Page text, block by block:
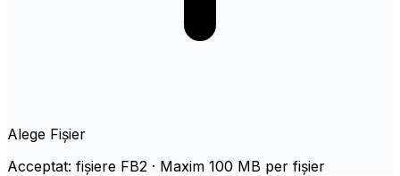
Alege Fișier
Acceptat: fișiere FB2 · Maxim 100 MB per fișier